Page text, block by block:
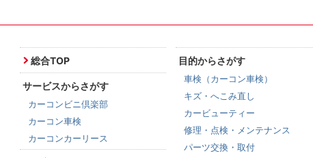
総合TOP
サービスからさがす
カーコンビニ倶楽部
カーコン車検
カーコンカーリース
目的からさがす
車検（カーコン車検）
キズ・へこみ直し
カービューティー
修理・点検・メンテナンス
パーツ交換・取付